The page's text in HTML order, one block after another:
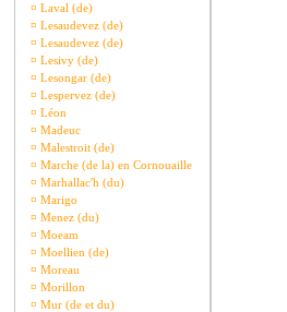
¤ Laval (de)
¤ Lesaudevez (de)
¤ Lesaudevez (de)
¤ Lesivy (de)
¤ Lesongar (de)
¤ Lespervez (de)
¤ Léon
¤ Madeuc
¤ Malestroit (de)
¤ Marche (de la) en Cornouaille
¤ Marhallac'h (du)
¤ Marigo
¤ Menez (du)
¤ Moeam
¤ Moellien (de)
¤ Moreau
¤ Morillon
¤ Mur (de et du)